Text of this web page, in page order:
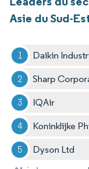
Asie du Sud-
Daikin
Sharp
IQAir
Koninklijke
Dyson Ltd